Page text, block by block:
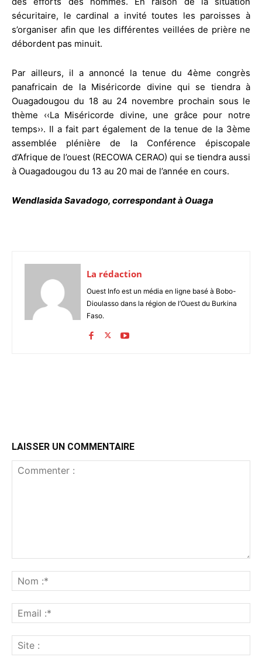
sécuritaire, le cardinal a invité toutes les paroisses à
s’organiser afin que les différentes veillées de prière ne
débordent pas minuit.
Par ailleurs, il a annoncé la tenue du 4ème congrès
panafricain de la Miséricorde divine qui se tiendra à
Ouagadougou du 18 au 24 novembre prochain sous le
thème ‹‹La Miséricorde divine, une grâce pour notre
temps››. Il a fait part également de la tenue de la 3ème
assemblée plénière de la Conférence épiscopale
d’Afrique de l’ouest (RECOWA CERAO) qui se tiendra aussi
à Ouagadougou du 13 au 20 mai de l’année en cours.
Wendlasida Savadogo, correspondant à Ouaga
La rédaction
Ouest Info est un média en ligne basé à Bobo-
Dioulasso dans la région de l’Ouest du Burkina
Faso.
LAISSER UN COMMENTAIRE
:*
:*
: